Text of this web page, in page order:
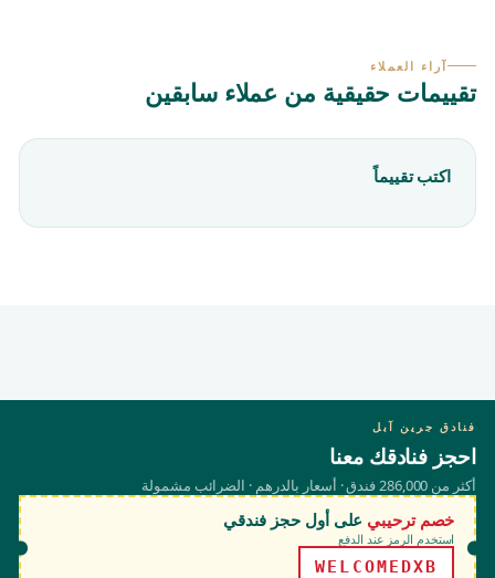
آراء العملاء
تقييمات حقيقية من عملاء سابقين
اكتب تقييماً
فنادق جرين آبل
احجز فنادقك معنا
أكثر من 286,000 فندق · أسعار بالدرهم · الضرائب مشمولة
خصم ترحيبي على أول حجز فندقي
استخدم الرمز عند الدفع
WELCOMEDXB